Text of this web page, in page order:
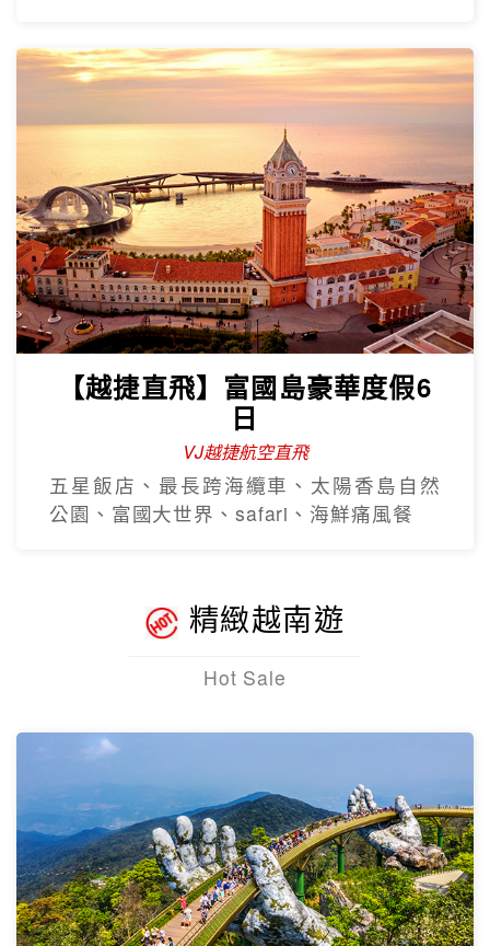
【越捷直飛】富國島豪華度假6
日
VJ越捷航空直飛
五星飯店、最長跨海纜車、太陽香島自然
公園、富國大世界、safari、海鮮痛風餐
精緻越南遊
Hot Sale